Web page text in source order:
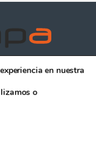
h.
en nuestra
o